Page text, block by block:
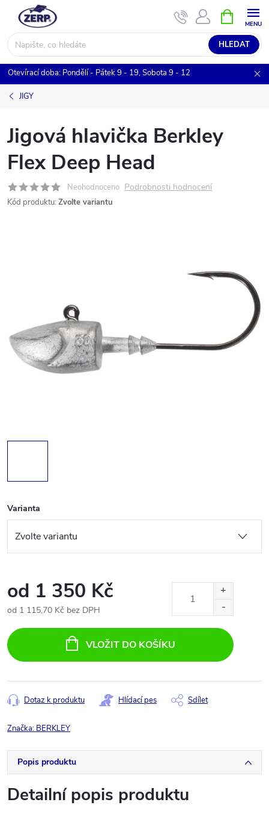
obsah
HLEDAT
NÁKUPNÍ
KOŠÍK
Otevírací doba: Pondělí - Pátek 9 - 19, Sobota 9 - 12
JIGY
Jigová hlavička Berkley
Flex Deep Head
Neohodnoceno Podrobnosti hodnocení
Kód produktu: Zvolte variantu
Varianta
od 1 350 Kč
od 1 115,70 Kč bez DPH
cena:
VLOŽIT DO KOŠÍKU
Dotaz k produktu Hlídací pes Sdílet
Značka: BERKLEY
Popis produktu
Detailní popis produktu